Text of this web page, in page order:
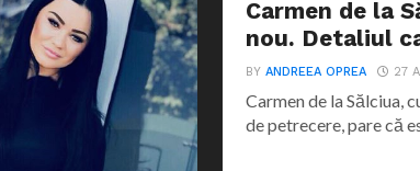
Carmen de la
nou. Detaliul
BYANDREEA OPREA 27
Carmen de la Sălciua,
de petrecere, pare că